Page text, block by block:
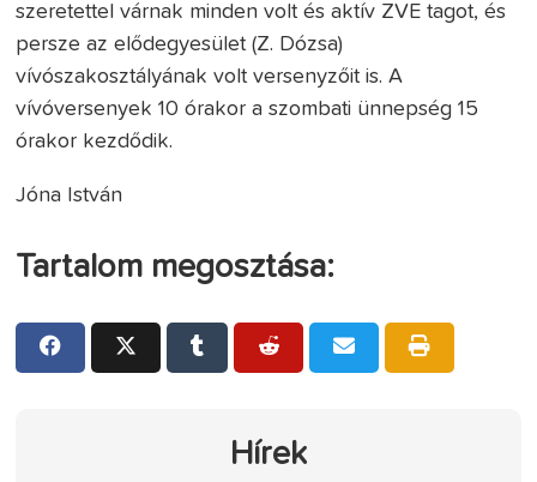
szeretettel várnak minden volt és aktív ZVE tagot, és
persze az elődegyesület (Z. Dózsa)
vívószakosztályának volt versenyzőit is. A
vívóversenyek 10 órakor a szombati ünnepség 15
órakor kezdődik.
Jóna István
Tartalom megosztása:
Hírek